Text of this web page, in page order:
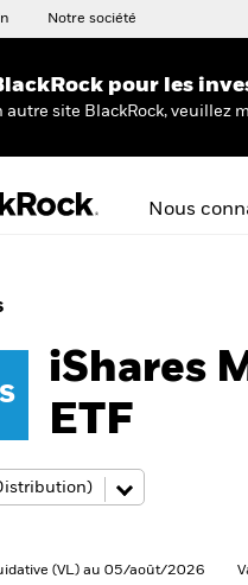
Notre société
pour les
site BlackRock, veuillez
Nous
iShares
ETF
(VL) au 05/août/2026